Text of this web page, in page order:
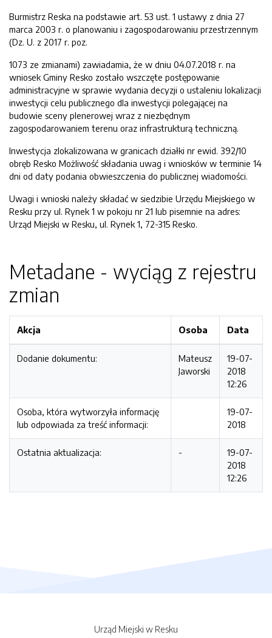
Burmistrz Reska na podstawie art. 53 ust. 1 ustawy z dnia 27
marca 2003 r. o planowaniu i zagospodarowaniu przestrzennym
(Dz. U. z 2017 r. poz.
1073 ze zmianami) zawiadamia, że w dniu 04.07.2018 r. na
wniosek Gminy Resko zostało wszczęte postępowanie
administracyjne w sprawie wydania decyzji o ustaleniu lokalizacji
inwestycji celu publicznego dla inwestycji polegającej na
budowie sceny plenerowej wraz z niezbędnym
zagospodarowaniem terenu oraz infrastrukturą techniczną.
Inwestycja zlokalizowana w granicach działki nr ewid. 392/10
obręb Resko Możliwość składania uwag i wniosków w terminie 14
dni od daty podania obwieszczenia do publicznej wiadomości.
Uwagi i wnioski należy składać w siedzibie Urzędu Miejskiego w
Resku przy ul. Rynek 1 w pokoju nr 21 lub pisemnie na adres:
Urząd Miejski w Resku, ul. Rynek 1, 72-315 Resko.
Metadane - wyciąg z rejestru
zmian
Akcja Osoba Data
Dodanie dokumentu:
Mateusz
Jaworski
19-07-
2018
12:26
Osoba, która wytworzyła informację
lub odpowiada za treść informacji:
19-07-
2018
Ostatnia aktualizacja: -
19-07-
2018
12:26
Urząd Miejski w Resku